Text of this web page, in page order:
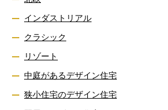
インダストリアル
クラシック
リゾート
中庭があるデザイン住宅
狭小住宅のデザイン住宅